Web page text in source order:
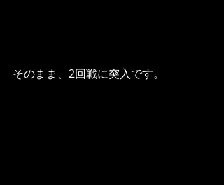
そのまま、2回戦に突入です。